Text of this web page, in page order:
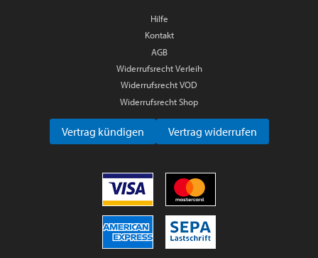
Hilfe
Kontakt
AGB
Widerrufsrecht Verleih
Widerrufsrecht VOD
Widerrufsrecht Shop
Vertrag kündigen Vertrag widerrufen